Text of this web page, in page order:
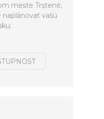
meste Trstené,
vašú